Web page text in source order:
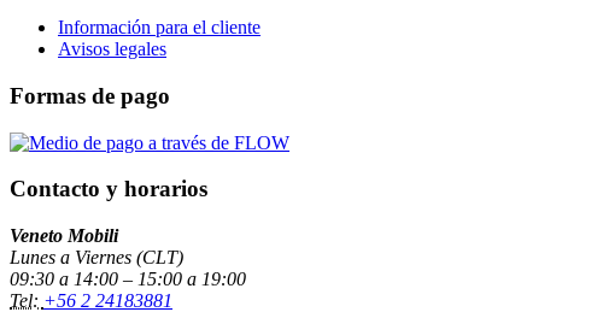
Información para el cliente
Avisos legales
Formas de pago
Contacto y horarios
Veneto Mobili
Lunes a Viernes (CLT)
09:30 a 14:00 – 15:00 a 19:00
Tel: +56 2 24183881